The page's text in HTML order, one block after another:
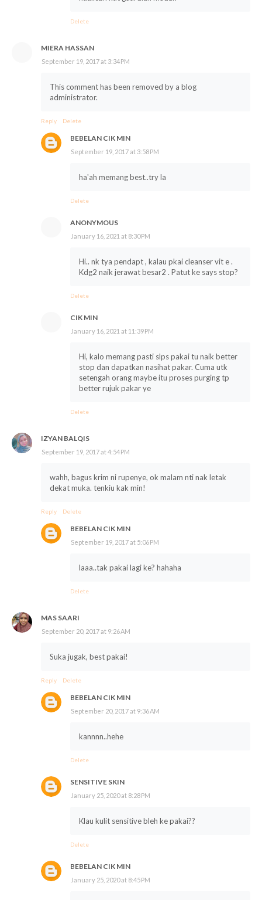
Delete
MIERA HASSAN
September 19, 2017 at 3:34 PM
This comment has been removed by a blog
administrator.
Reply Delete
BEBELAN CIK MIN
September 19, 2017 at 3:58 PM
ha'ah memang best..try la
Delete
ANONYMOUS
January 16, 2021 at 8:30 PM
Hi.. nk tya pendapt , kalau pkai cleanser vit e .
Kdg2 naik jerawat besar2 . Patut ke says stop?
Delete
CIK MIN
January 16, 2021 at 11:39 PM
Hi, kalo memang pasti slps pakai tu naik better
stop dan dapatkan nasihat pakar. Cuma utk
setengah orang maybe itu proses purging tp
better rujuk pakar ye
Delete
IZYAN BALQIS
September 19, 2017 at 4:54 PM
wahh, bagus krim ni rupenye, ok malam nti nak letak
dekat muka. tenkiu kak min!
Reply Delete
BEBELAN CIK MIN
September 19, 2017 at 5:06 PM
laaa..tak pakai lagi ke? hahaha
Delete
MAS SAARI
September 20, 2017 at 9:26 AM
Suka jugak, best pakai!
Reply Delete
BEBELAN CIK MIN
September 20, 2017 at 9:36 AM
kannnn..hehe
Delete
SENSITIVE SKIN
January 25, 2020 at 8:28 PM
Klau kulit sensitive bleh ke pakai??
Delete
BEBELAN CIK MIN
January 25, 2020 at 8:45 PM